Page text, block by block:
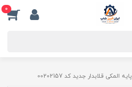
0
پایه المکی قلابدار جدید کد 00202157